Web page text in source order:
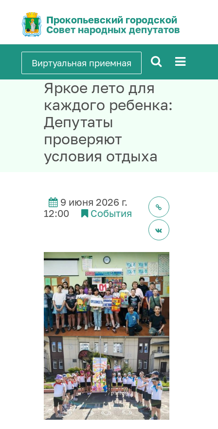
Прокопьевский городской
Совет народных депутатов
Виртуальная приемная
Яркое лето для
каждого ребенка:
Депутаты
проверяют
условия отдыха
9 июня 2026 г.
12:00
События